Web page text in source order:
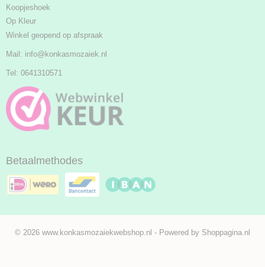
Koopjeshoek
Op Kleur
Winkel geopend op afspraak
Mail: info@konkasmozaiek.nl
Tel: 0641310571
Betaalmethodes
© 2026 www.konkasmozaiekwebshop.nl - Powered by Shoppagina.nl